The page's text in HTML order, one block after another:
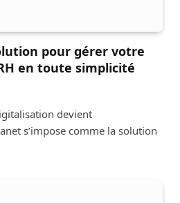
pour gérer votre
en toute simplicité
devient
s’impose comme la solution